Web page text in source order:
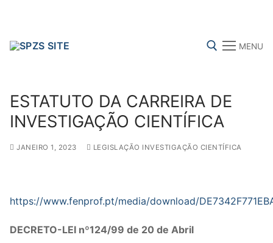
Search for:
MENU
FENPROF CGTP-IN FRENTE COMUM
for:
sindicalização
ESTATUTO DA CARREIRA DE
INVESTIGAÇÃO CIENTÍFICA
JANEIRO 1, 2023 LEGISLAÇÃO INVESTIGAÇÃO CIENTÍFICA
https://www.fenprof.pt/media/download/
DECRETO-LEI nº124/99 de 20 de Abril